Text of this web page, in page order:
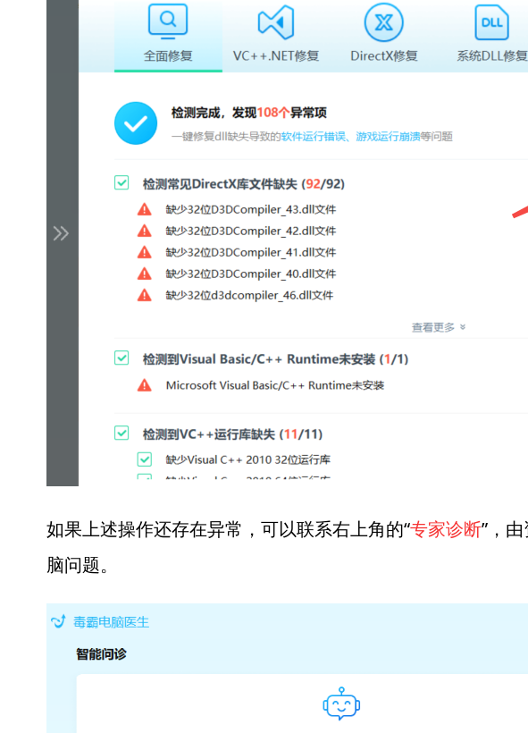
如果上述操作还存在异常，可以联系右上角的“专家诊断”，
脑问题。